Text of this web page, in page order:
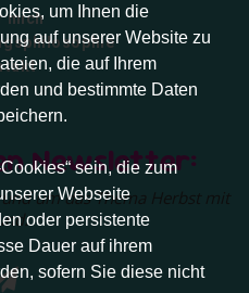
um Ihnen die
auf unserer Website zu
die auf Ihrem
und bestimmte Daten
sein, die zum
Webseite
oder persistente
Dauer auf ihrem
sofern Sie diese nicht
mich
Newsletter:
um das Thema Herbst mit